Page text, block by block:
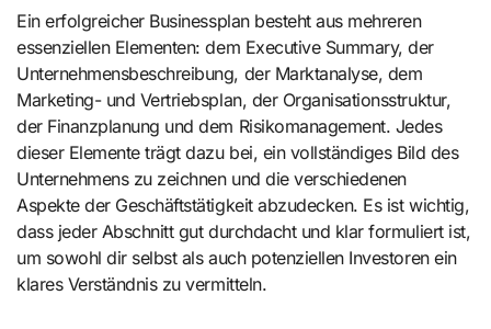
Ein erfolgreicher Businessplan besteht aus mehreren
essenziellen Elementen: dem Executive Summary, der
Unternehmensbeschreibung, der Marktanalyse, dem
Marketing- und Vertriebsplan, der Organisationsstruktur,
der Finanzplanung und dem Risikomanagement. Jedes
dieser Elemente trägt dazu bei, ein vollständiges Bild des
Unternehmens zu zeichnen und die verschiedenen
Aspekte der Geschäftstätigkeit abzudecken. Es ist wichtig,
dass jeder Abschnitt gut durchdacht und klar formuliert ist,
um sowohl dir selbst als auch potenziellen Investoren ein
klares Verständnis zu vermitteln.